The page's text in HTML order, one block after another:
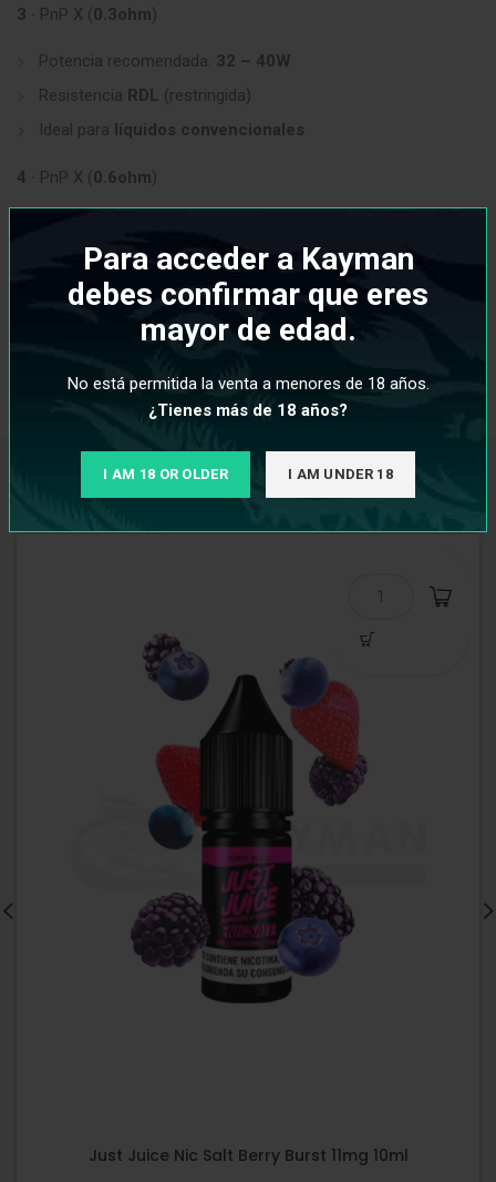
Para acceder a Kayman
debes confirmar que eres
mayor de edad.
No está permitida la venta a menores de 18 años.
¿Tienes más de 18 años?
I AM 18 OR OLDER I AM UNDER 18
3 · PnP X (0.3ohm)
Potencia recomendada: 32 – 40W
Resistencia RDL (restringida)
Ideal para líquidos convencionales
4 · PnP X (0.6ohm)
ResistenciaRDL(restringida)
Ideal paralíquidos convencionales y sales de nicotina
INFORMACIÓN ADICIONAL
PRODUCTOS RELACIONADOS
Just Juice Nic Salt Berry Burst 11mg 10ml